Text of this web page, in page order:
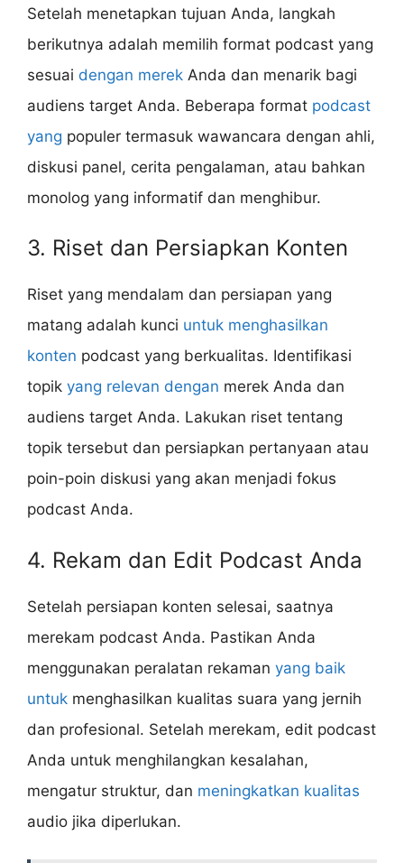
Setelah menetapkan tujuan Anda, langkah
berikutnya adalah memilih format podcast yang
sesuai dengan merek Anda dan menarik bagi
audiens target Anda. Beberapa format podcast
yang populer termasuk wawancara dengan ahli,
diskusi panel, cerita pengalaman, atau bahkan
monolog yang informatif dan menghibur.
3. Riset dan Persiapkan Konten
Riset yang mendalam dan persiapan yang
matang adalah kunci untuk menghasilkan
konten podcast yang berkualitas. Identifikasi
topik yang relevan dengan merek Anda dan
audiens target Anda. Lakukan riset tentang
topik tersebut dan persiapkan pertanyaan atau
poin-poin diskusi yang akan menjadi fokus
podcast Anda.
4. Rekam dan Edit Podcast Anda
Setelah persiapan konten selesai, saatnya
merekam podcast Anda. Pastikan Anda
menggunakan peralatan rekaman yang baik
untuk menghasilkan kualitas suara yang jernih
dan profesional. Setelah merekam, edit podcast
Anda untuk menghilangkan kesalahan,
mengatur struktur, dan meningkatkan kualitas
audio jika diperlukan.